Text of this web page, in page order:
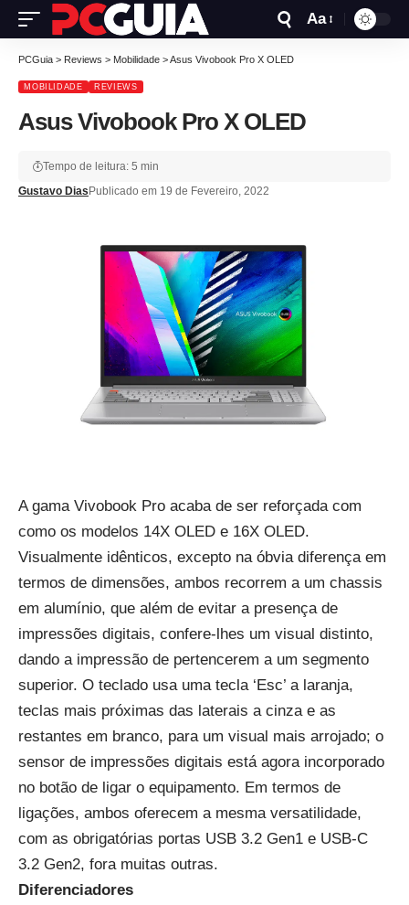
Aa
PCGuia > Reviews > Mobilidade >Asus Vivobook Pro X OLED
MOBILIDADE REVIEWS
Asus Vivobook Pro X OLED
Gustavo Dias Publicado em 19 de Fevereiro, 2022
Tempo de leitura: 5 min
A gama Vivobook Pro acaba de ser reforçada com
como os modelos 14X OLED e 16X OLED.
Visualmente idênticos, excepto na óbvia diferença em
termos de dimensões, ambos recorrem a um chassis
em alumínio, que além de evitar a presença de
impressões digitais, confere-lhes um visual distinto,
dando a impressão de pertencerem a um segmento
superior. O teclado usa uma tecla ‘Esc’ a laranja,
teclas mais próximas das laterais a cinza e as
restantes em branco, para um visual mais arrojado; o
sensor de impressões digitais está agora incorporado
no botão de ligar o equipamento. Em termos de
ligações, ambos oferecem a mesma versatilidade,
com as obrigatórias portas USB 3.2 Gen1 e USB-C
3.2 Gen2, fora muitas outras.
Diferenciadores